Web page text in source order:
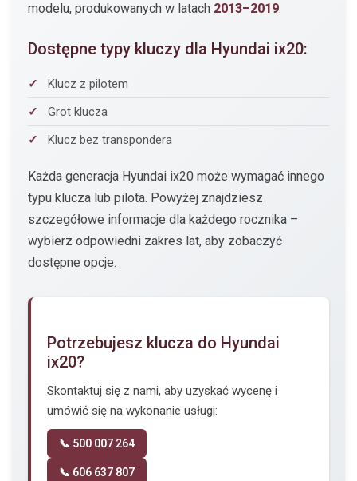
modelu, produkowanych w latach 2013–2019.
Dostępne typy kluczy dla Hyundai ix20:
Klucz z pilotem
Grot klucza
Klucz bez transpondera
Każda generacja Hyundai ix20 może wymagać innego
typu klucza lub pilota. Powyżej znajdziesz
szczegółowe informacje dla każdego rocznika –
wybierz odpowiedni zakres lat, aby zobaczyć
dostępne opcje.
Potrzebujesz klucza do Hyundai
ix20?
Skontaktuj się z nami, aby uzyskać wycenę i
umówić się na wykonanie usługi:
📞 500 007 264
📞 606 637 807